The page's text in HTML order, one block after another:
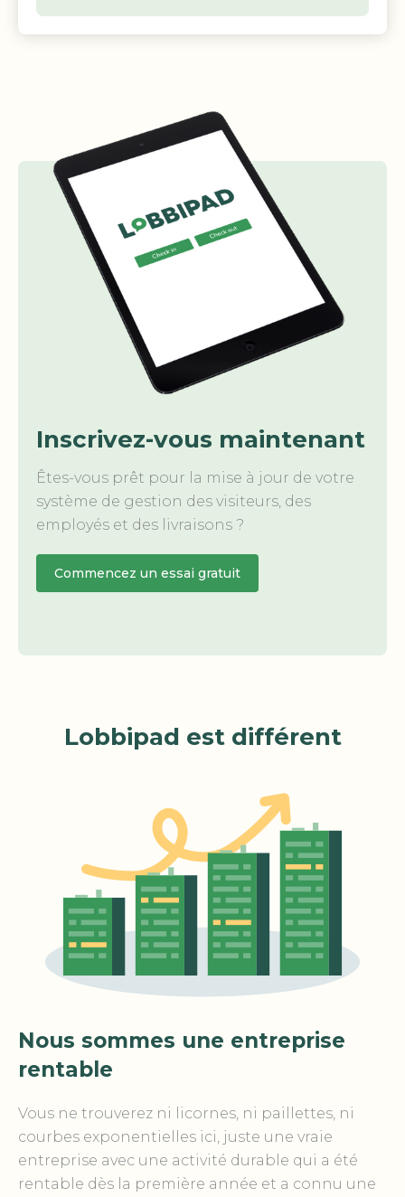
Inscrivez-vous maintenant
Êtes-vous prêt pour la mise à jour de votre
système de gestion des visiteurs, des
employés et des livraisons ?
Commencez un essai gratuit
Lobbipad est différent
Nous sommes une entreprise
rentable
Vous ne trouverez ni licornes, ni paillettes, ni
courbes exponentielles ici, juste une vraie
entreprise avec une activité durable qui a été
rentable dès la première année et a connu une